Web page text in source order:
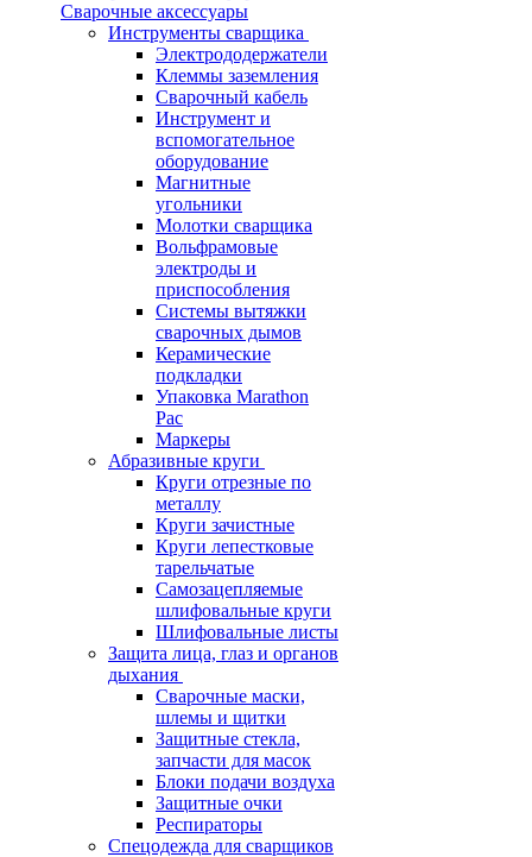
Сварочные аксессуары
Инструменты сварщика
Электрододержатели
Клеммы заземления
Сварочный кабель
Инструмент и
вспомогательное
оборудование
Магнитные
угольники
Молотки сварщика
Вольфрамовые
электроды и
приспособления
Системы вытяжки
сварочных дымов
Керамические
подкладки
Упаковка Marathon
Pac
Маркеры
Абразивные круги
Круги отрезные по
металлу
Круги зачистные
Круги лепестковые
тарельчатые
Самозацепляемые
шлифовальные круги
Шлифовальные листы
Защита лица, глаз и органов
дыхания
Сварочные маски,
шлемы и щитки
Защитные стекла,
запчасти для масок
Блоки подачи воздуха
Защитные очки
Респираторы
Спецодежда для сварщиков